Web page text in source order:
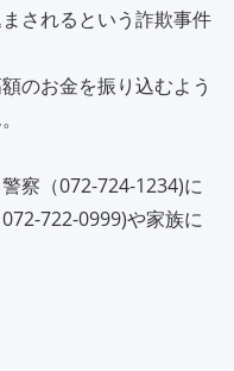
されるという詐欺事件
のお金を振り込むよう
察（072-724-1234)に
722-0999)や家族に